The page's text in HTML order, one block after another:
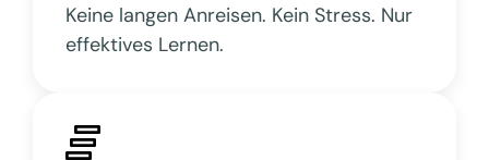
Keine langen Anreisen. Kein Stress. Nur
effektives Lernen.